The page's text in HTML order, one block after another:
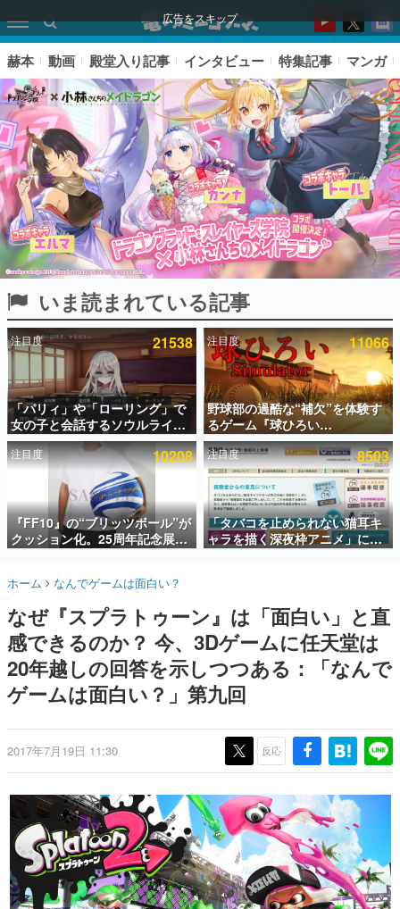
広告をスキップ
ピックアップ
電ファミのいま読まれている記事ランキング
アプリセール情報
インタビュー
連載・特集一覧
殿堂入り記事
SNS拡散数が数千以上！ ページビュー数万以上！ などな
ど。多くの人々に読まれた、電ファミ渾身の“殿堂入り”記
事をまとめました。
名作ゲームクリエイターの方々に製作時のエピソードをお
きます。
赫本
この物語を解いてはいけない。『赫本』は、〈試験問題〉
の形をした短編ホラー小説集です。
これからのデジタルゲーム市場を担う若きクリエイター達
の姿を追い、彼らのルーツと情熱を探っていきます。
ゲームに多大な影響を受けた作家さんに取材し、ゲームが
日本のコンテンツ産業やカルチャーに与えた影響を探る企
画です。
日本モバイルゲーム産業史
日本のモバイルゲーム史における主要なトピック・タイト
ルを網羅するほか、開発者へのインタビューや識者による
解説を掲載。約20年の歴史が一望できる決定版！
赫本 動画 殿堂入り記事 インタビュー 特集記事 マンガ
いま読まれている記事
注目度 21538
「パリィ」や「ローリング」で
女の子と会話するソウルライク
恋愛ゲーム『小早川さんはソウ
ルライク』無料公開。返事に失
敗すると「YOU DIED」
注目度 11066
野球部の過酷な“補欠”を体験す
るゲーム『球ひろい
Simulator』が「1件」のウィッ
シュリストをもとにチェコ語に
対応しSNSで話題に。『キング
ダム・カム』開発元やチェコの
プロ野球選手から称賛の声
注目度 10208
『FF10』の“ブリッツボール”が
クッション化。25周年記念展
「FINAL FANTASY X
ズ情報が一部公開
注目度 8503
「タバコを止められない猫耳キ
ャラを描く深夜枠アニメ」に視
聴者の一部から批判意見。違法
ホーム なんでゲームは面白い？
なぜ『スプラトゥーン』は「面白い」と直
感できるのか？ 今、3Dゲームに任天堂は
20年越しの回答を示しつつある：「なんで
ゲームは面白い？」第九回
2017年7月19日 11:30 反応